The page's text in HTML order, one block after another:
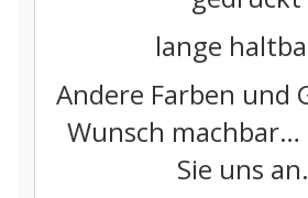
lange
Andere Farben und
Wunsch machbar…
Sie uns